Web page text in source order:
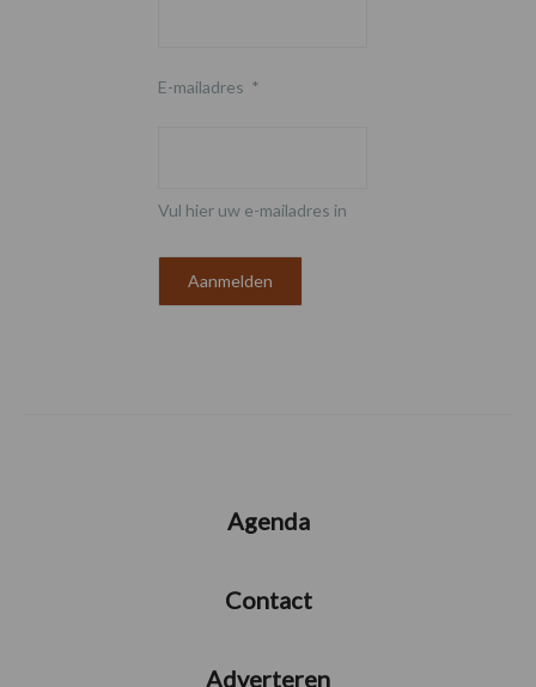
E-mailadres *
Vul hier uw e-mailadres in
Agenda
Contact
Adverteren